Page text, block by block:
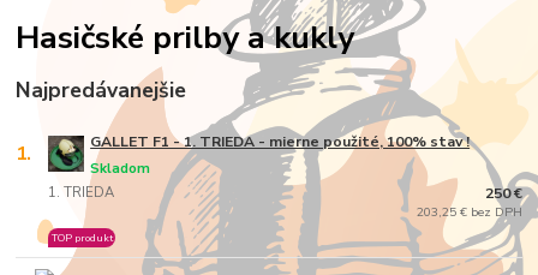
Hasičské prilby a kukly
Najpredávanejšie
1. GALLET F1 - 1. TRIEDA - mierne použité, 100% stav !
1. TRIEDA
Skladom
TOP produkt
250 €
203,25 € bez DPH